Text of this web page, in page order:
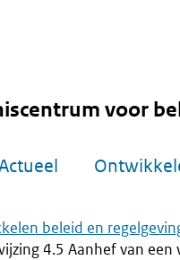
voor
beleid en
4.5 Aanhef van een